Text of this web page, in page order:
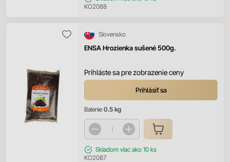
KO2088
ENSA Hrozienka sušené 500g.
Slovensko
Prihláste sa pre zobrazenie ceny
Prihlásiť sa
Balenie 0.5 kg
Skladom viac ako 10 ks
KO2087